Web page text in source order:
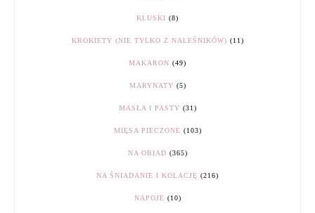
KLUSKI (8)
KROKIETY (NIE TYLKO Z NALEŚNIKÓW) (11)
MAKARON (49)
MARYNATY (5)
MASŁA I PASTY (31)
MIĘSA PIECZONE (103)
NA OBIAD (365)
NA ŚNIADANIE I KOLACJĘ (216)
NAPOJE (10)